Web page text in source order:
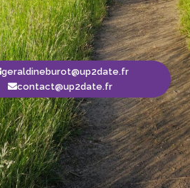
geraldineburot@up2date.fr
contact@up2date.fr